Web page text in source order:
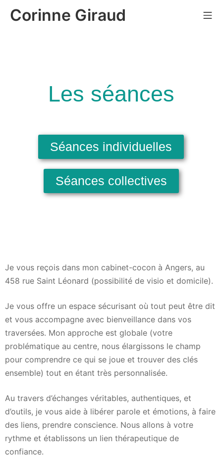
Corinne Giraud
Les séances
Séances individuelles
Séances collectives
Je vous reçois dans mon cabinet-cocon à Angers, au
458 rue Saint Léonard (possibilité de visio et domicile).
Je vous offre un espace sécurisant où tout peut être dit
et vous accompagne avec bienveillance dans vos
traversées. Mon approche est globale (votre
problématique au centre, nous élargissons le champ
pour comprendre ce qui se joue et trouver des clés
ensemble) tout en étant très personnalisée.
Au travers d’échanges véritables, authentiques, et
d’outils, je vous aide à libérer parole et émotions, à faire
des liens, prendre conscience. Nous allons à votre
rythme et établissons un lien thérapeutique de
confiance.